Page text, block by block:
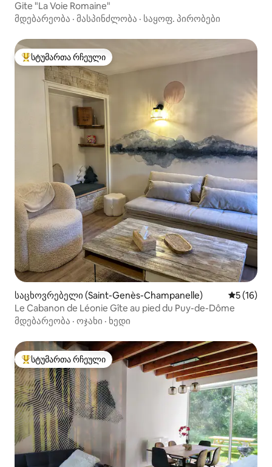
Gite "La Voie Romaine"
მდებარეობა · მასპინძლობა · საყოფ. პირობები
სტუმართა რჩეული მოწინავე ვარიანტი
სტუმართა რჩეული
საცხოვრებელი (Saint-Genès-Champanelle) საშუალო
5 (16)
Le Cabanon de Léonie Gîte au pied du Puy-de-Dôme
მდებარეობა · ოჯახი · ხედი
სტუმართა რჩეული მოწინავე ვარიანტი
სტუმართა რჩეული